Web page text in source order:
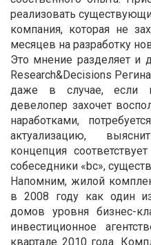
реализовать
компания, которая не
месяцев на разработку
Это мнение разделяет и
Research&Decisions
даже в случае, если
девелопер захочет
наработками,
актуализацию,
концепция
собеседники «bc»,
Напомним, жилой
в 2008 году как один
домов уровня бизнес-
инвестиционное
квартале 2010 года.